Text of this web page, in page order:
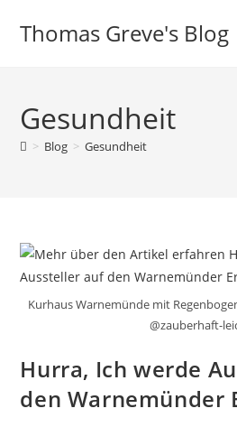
InhaltThomas Greve's Blog
Gesundheit
> Blog > Gesundheit
Kurhaus Warnemünde mit
@zauberhaft-
Hurra, Ich werde
den Warnemünder